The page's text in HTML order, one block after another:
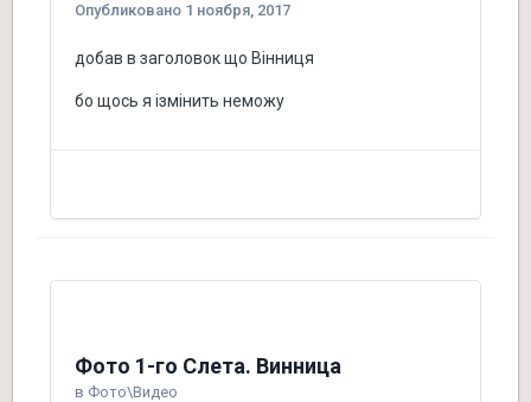
Опубликовано 1 ноября, 2017
добав в заголовок що Вінниця
бо щось я ізмінить неможу
Фото 1-го Слета. Винница
в Фото\Видео